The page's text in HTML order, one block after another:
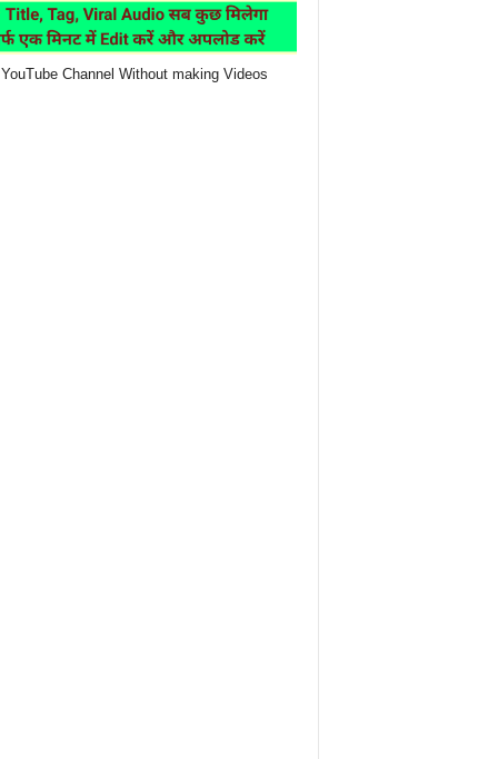
Channel Without making Videos